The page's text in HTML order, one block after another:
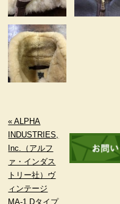
« ALPHA
INDUSTRIES,
Inc.（アルフ
ァ・インダス
トリー社）ヴ
ィンテージ
MA-1 Dタイプ